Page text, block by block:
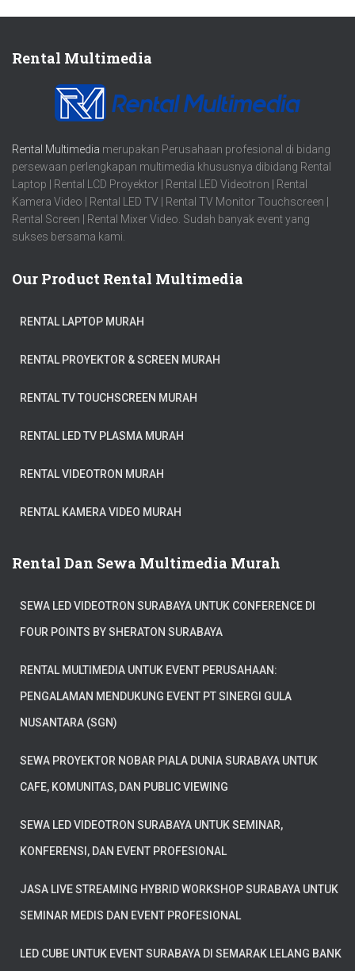
Rental Multimedia
Rental Multimedia merupakan Perusahaan profesional di bidang
persewaan perlengkapan multimedia khususnya dibidang Rental
Laptop | Rental LCD Proyektor | Rental LED Videotron | Rental
Kamera Video | Rental LED TV | Rental TV Monitor Touchscreen |
Rental Screen | Rental Mixer Video. Sudah banyak event yang
sukses bersama kami.
Our Product Rental Multimedia
RENTAL LAPTOP MURAH
RENTAL PROYEKTOR & SCREEN MURAH
RENTAL TV TOUCHSCREEN MURAH
RENTAL LED TV PLASMA MURAH
RENTAL VIDEOTRON MURAH
RENTAL KAMERA VIDEO MURAH
Rental Dan Sewa Multimedia Murah
SEWA LED VIDEOTRON SURABAYA UNTUK CONFERENCE DI
FOUR POINTS BY SHERATON SURABAYA
RENTAL MULTIMEDIA UNTUK EVENT PERUSAHAAN:
PENGALAMAN MENDUKUNG EVENT PT SINERGI GULA
NUSANTARA (SGN)
SEWA PROYEKTOR NOBAR PIALA DUNIA SURABAYA UNTUK
CAFE, KOMUNITAS, DAN PUBLIC VIEWING
SEWA LED VIDEOTRON SURABAYA UNTUK SEMINAR,
KONFERENSI, DAN EVENT PROFESIONAL
JASA LIVE STREAMING HYBRID WORKSHOP SURABAYA UNTUK
SEMINAR MEDIS DAN EVENT PROFESIONAL
LED CUBE UNTUK EVENT SURABAYA DI SEMARAK LELANG BANK